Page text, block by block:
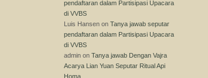
pendaftaran dalam Partisipasi Upacara
di VVBS
Luis Hansen on Tanya jawab seputar
pendaftaran dalam Partisipasi Upacara
di VVBS
admin on Tanya jawab Dengan Vajra
Acarya Lian Yuan Seputar Ritual Api
Homa